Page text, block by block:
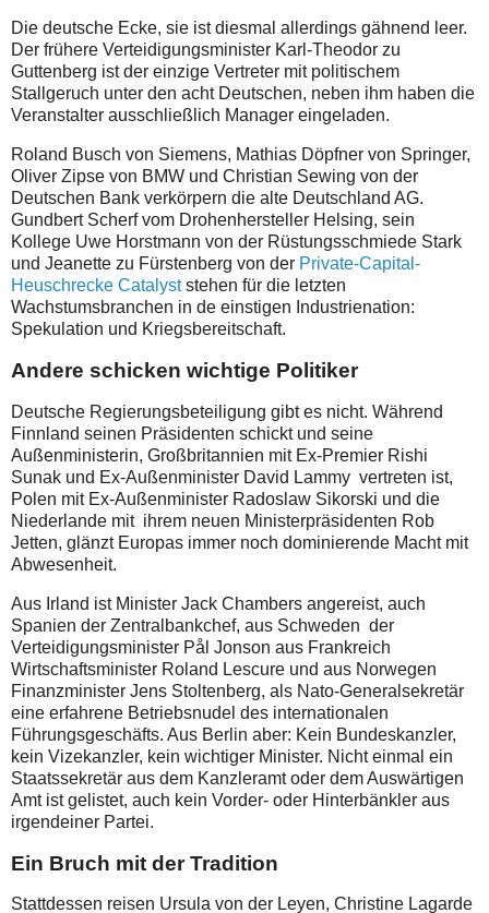
Die deutsche Ecke, sie ist diesmal allerdings gähnend leer.
Der frühere Verteidigungsminister Karl-Theodor zu
Guttenberg ist der einzige Vertreter mit politischem
Stallgeruch unter den acht Deutschen, neben ihm haben die
Veranstalter ausschließlich Manager eingeladen.
Roland Busch von Siemens, Mathias Döpfner von Springer,
Oliver Zipse von BMW und Christian Sewing von der
Deutschen Bank verkörpern die alte Deutschland AG.
Gundbert Scherf vom Drohenhersteller Helsing, sein
Kollege Uwe Horstmann von der Rüstungsschmiede Stark
und Jeanette zu Fürstenberg von der Private-Capital-
Heuschrecke Catalyststehen für die letzten
Wachstumsbranchen in de einstigen Industrienation:
Spekulation und Kriegsbereitschaft.
Andere schicken wichtige Politiker
Deutsche Regierungsbeteiligung gibt es nicht. Während
Finnland seinen Präsidenten schickt und seine
Außenministerin, Großbritannien mit Ex-Premier Rishi
Sunak und Ex-Außenminister David Lammy vertreten ist,
Polen mit Ex-Außenminister Radoslaw Sikorski und die
Niederlande mit ihrem neuen Ministerpräsidenten Rob
Jetten, glänzt Europas immer noch dominierende Macht mit
Abwesenheit.
Aus Irland ist Minister Jack Chambers angereist, auch
Spanien der Zentralbankchef, aus Schweden der
Verteidigungsminister Pål Jonson aus Frankreich
Wirtschaftsminister Roland Lescure und aus Norwegen
Finanzminister Jens Stoltenberg, als Nato-Generalsekretär
eine erfahrene Betriebsnudel des internationalen
Führungsgeschäfts. Aus Berlin aber: Kein Bundeskanzler,
kein Vizekanzler, kein wichtiger Minister. Nicht einmal ein
Staatssekretär aus dem Kanzleramt oder dem Auswärtigen
Amt ist gelistet, auch kein Vorder- oder Hinterbänkler aus
irgendeiner Partei.
Ein Bruch mit der Tradition
Stattdessen reisen Ursula von der Leyen, Christine Lagarde